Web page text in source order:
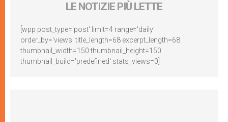
LE NOTIZIE PIÙ LETTE
[wpp post_type='post' limit=4 range='daily'
order_by='views' title_length=68 excerpt_length=68
thumbnail_width=150 thumbnail_height=150
thumbnail_build='predefined' stats_views=0]